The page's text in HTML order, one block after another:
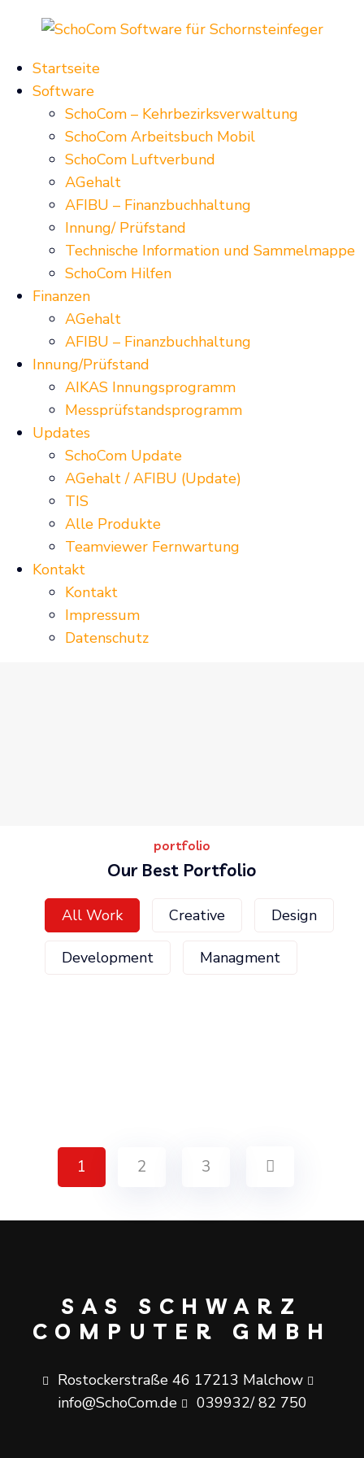
Startseite
Software
SchoCom – Kehrbezirksverwaltung
SchoCom Arbeitsbuch Mobil
SchoCom Luftverbund
AGehalt
AFIBU – Finanzbuchhaltung
Innung/ Prüfstand
Technische Information und Sammelmappe
SchoCom Hilfen
Finanzen
AGehalt
AFIBU – Finanzbuchhaltung
Innung/Prüfstand
AIKAS Innungsprogramm
Messprüfstandsprogramm
Updates
SchoCom Update
AGehalt / AFIBU (Update)
TIS
Alle Produkte
Teamviewer Fernwartung
Kontakt
Kontakt
Impressum
Datenschutz
portfolio
Our Best Portfolio
All Work Creative Design
Development Managment
1 2 3
SAS SCHWARZ
COMPUTER GMBH
Rostockerstraße 46 17213 Malchow
info@SchoCom.de
039932/ 82 750